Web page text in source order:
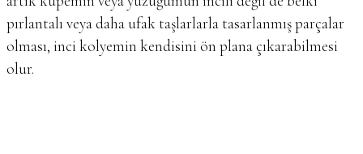
pırlantalı veya daha ufak taşlarlarla tasarlanmış parçalar
olması, inci kolyemin kendisini ön plana çıkarabilmesi
olur.